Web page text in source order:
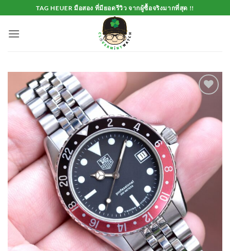
to
content
TAG HEUER มือสอง ที่มียอดรีวิว จากผู้ซื้อจริงมากที่สุด !!
Add to
Wishlist